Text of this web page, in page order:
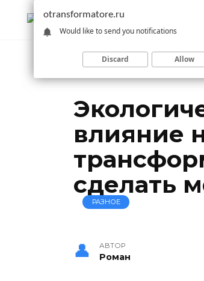
содержанию
ГЛАВНАЯ»ЭКОЛОГИЧЕСКИЕ
влияние
сделать
РАЗНОЕ
АВТОР
Роман
otransformatore.ru
Would like to send you notifications
Discard Allow